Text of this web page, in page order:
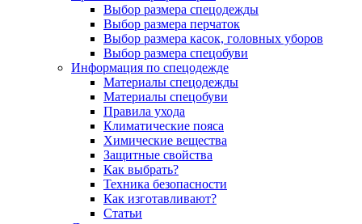
Выбор размера спецодежды
Выбор размера перчаток
Выбор размера касок, головных уборов
Выбор размера спецобуви
Информация по спецодежде
Материалы спецодежды
Материалы спецобуви
Правила ухода
Климатические пояса
Химические вещества
Защитные свойства
Как выбрать?
Техника безопасности
Как изготавливают?
Статьи